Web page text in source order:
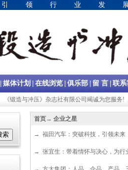
引领行业发
| 媒体计划 | 在线浏览 | 俱乐部 | 留 言 | 联系
《锻造与冲压》杂志社有限公司竭诚为您服务!
首页→ 企业之星
→ 福田汽车：突破科技，引领未来
→ 张宜生：带着情怀与决心，为行